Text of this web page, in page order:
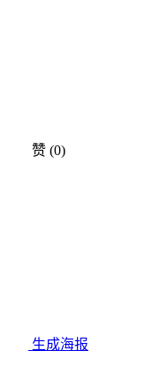
赞 (0)
生成海报